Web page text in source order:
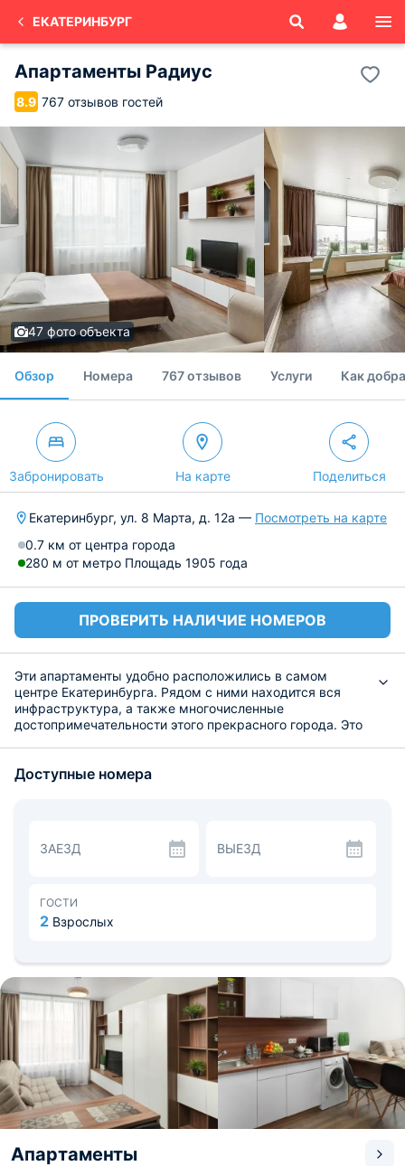
ЕКАТЕРИНБУРГ
Апартаменты Радиус
8.9 767 отзывов гостей
47 фото объекта
Обзор Номера 767 отзывов Услуги Как
Забронировать На карте Поделиться
Екатеринбург, ул. 8 Марта, д. 12а — Посмотреть на карте
0.7 км от центра города
280 м от метро Площадь 1905 года
ПРОВЕРИТЬ НАЛИЧИЕ НОМЕРОВ
Эти апартаменты удобно расположились в самом
центре Екатеринбурга. Рядом с ними находится вся
инфраструктура, а также многочисленные
достопримечательности этого прекрасного города. Это
Номерной фонд апартаментов представлен самыми
Каждый из номеров имеет мини-кухню, на которой
можно самостоятельно приготовить быстрый перекус,
Расстояние до аэропорта «Кольцово» составляет 15 км,
до железнодорожного вокзала — 2,8 км.
Доступные номера
ЗАЕЗД ВЫЕЗД
ГОСТИ
2 Взрослых
Апартаменты